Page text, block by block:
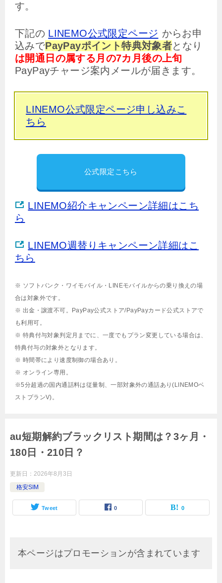
す。
下記の LINEMO公式限定ページ からお申
込みでPayPayポイント特典対象者となり
は開通日の属する月の7カ月後の上旬
PayPayチャージ案内メールが届きます。
LINEMO公式限定ページ申し込みこ
ちら
公式限定こちら
LINEMO紹介キャンペーン詳細はこち
ら
LINEMO週替りキャンペーン詳細はこ
ちら
※ ソフトバンク・ワイモバイル・LINEモバイルからの乗り換えの場
合は対象外です。
※ 出金・譲渡不可。PayPay公式ストア/PayPayカード公式ストアで
も利用可。
※ 特典付与対象判定月までに、一度でもプラン変更している場合は、
特典付与の対象外となります。
※ 時間帯により速度制御の場合あり。
※ オンライン専用。
※5分超過の国内通話料は従量制、一部対象外の通話あり(LINEMOベ
ストプランV)。
au短期解約ブラックリスト期間は？3ヶ月・
180日・210日？
更新日： 2026年8月3日
格安SIM
Tweet 0 0
本ページはプロモーションが含まれています